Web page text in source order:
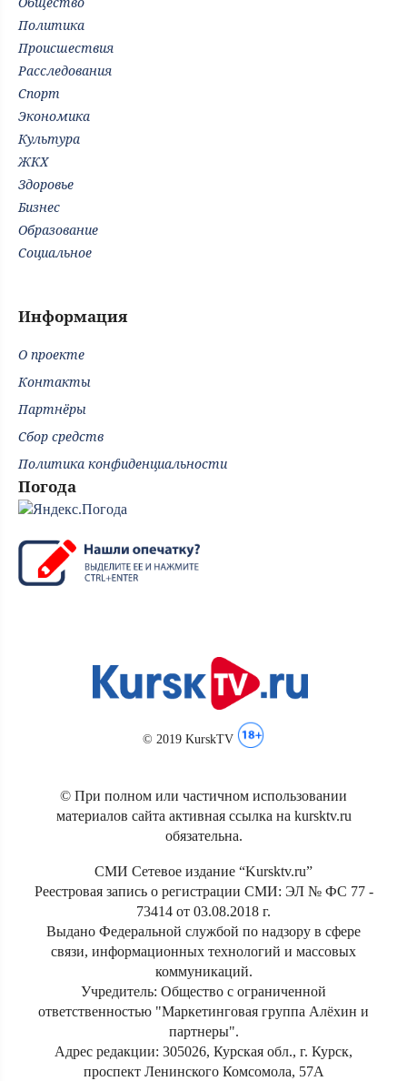
Политика
Происшествия
Расследования
Спорт
Экономика
Культура
ЖКХ
Здоровье
Бизнес
Образование
Социальное
Информация
О проекте
Контакты
Партнёры
Сбор средств
Политика конфиденциальности
Погода
© 2019 KurskTV
© При полном или частичном использовании
материалов сайта активная ссылка на kursktv.ru
обязательна.
СМИ Сетевое издание “Kursktv.ru”
Реестровая запись о регистрации СМИ: ЭЛ № ФС 77 -
73414 от 03.08.2018 г.
Выдано Федеральной службой по надзору в сфере
связи, информационных технологий и массовых
коммуникаций.
Учредитель: Общество с ограниченной
ответственностью "Маркетинговая группа Алёхин и
партнеры".
Адрес редакции: 305026, Курская обл., г. Курск,
проспект Ленинского Комсомола, 57А